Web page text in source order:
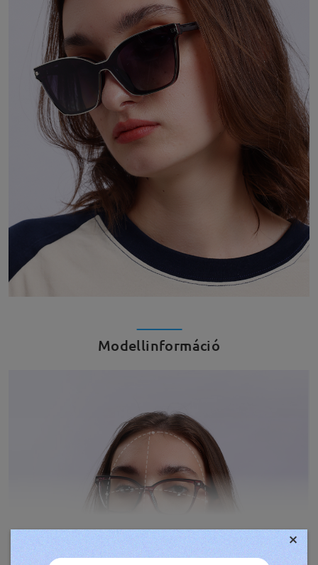
Modellinformáció
TOVÁBBIAK MEGJELENÍTÉSE ×